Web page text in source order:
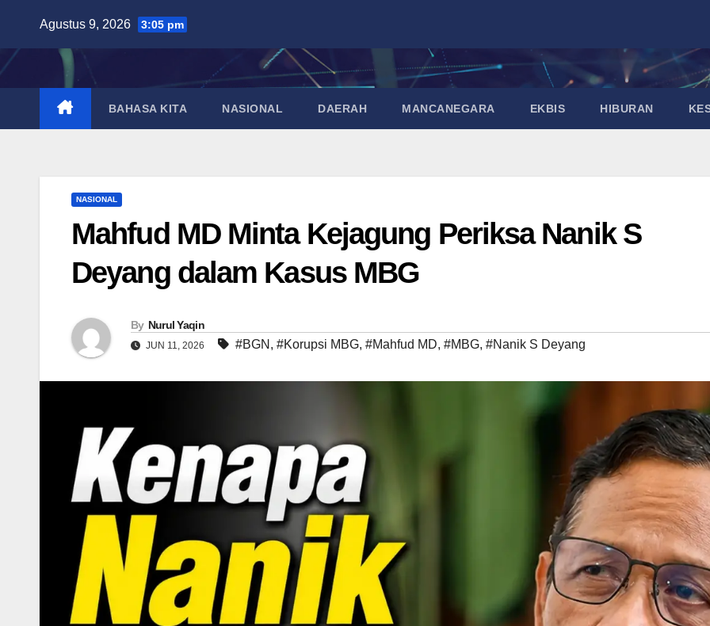
content
Agustus 9, 2026 3:05 pm
BAHASA KITA NASIONAL DAERAH MANCANEGARA EKBIS HIBURAN
NASIONAL
Mahfud MD Minta Kejagung Periksa Nanik S
Deyang dalam Kasus MBG
By Nurul Yaqin
JUN 11, 2026 #BGN , #Korupsi MBG, #Mahfud MD, #MBG, #Nanik S Deyang